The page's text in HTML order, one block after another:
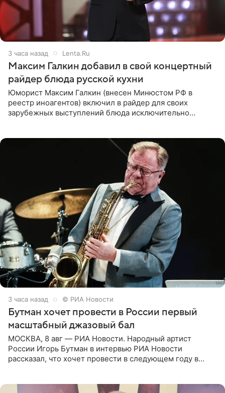
3 часа назад Lenta.Ru
Максим Галкин добавил в свой концертный
райдер блюда русской кухни
Юморист Максим Галкин (внесен Минюстом РФ в
реестр иноагентов) включил в райдер для своих
зарубежных выступлений блюда исключительно
3 часа назад © РИА Новости
Бутман хочет провести в России первый
масштабный джазовый бал
МОСКВА, 8 авг — РИА Новости. Народный артист
России Игорь Бутман в интервью РИА Новости
рассказал, что хочет провести в следующем году в